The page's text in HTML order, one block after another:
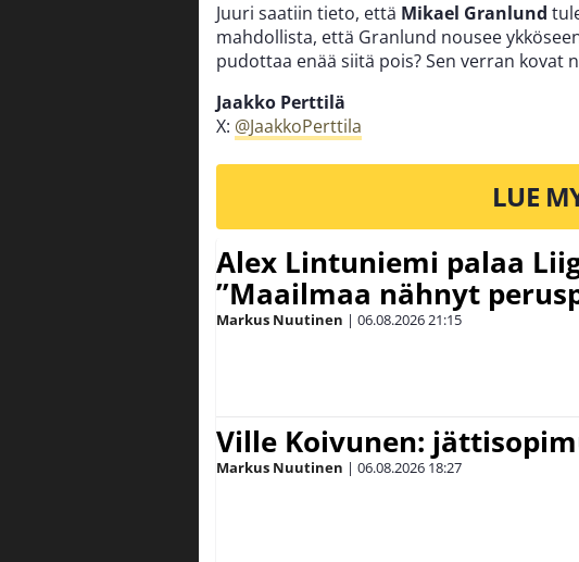
Juuri saatiin tieto, että Mikael Granlund
mahdollista, että Granlund nousee
pudottaa enää siitä pois? Sen verran kovat
Jaakko Perttilä
X: @JaakkoPerttila
LUE
Alex Lintuniemi palaa
”Maailmaa nähnyt
Markus Nuutinen | 06.08.202621:15
Ville Koivunen:
Markus Nuutinen | 06.08.2026 18:27